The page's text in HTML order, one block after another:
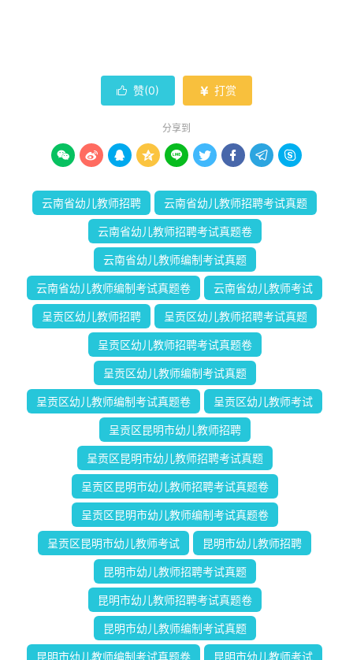
 赞(0)  打赏
分享到
        
云南省幼儿教师招聘 云南省幼儿教师招聘考试真题
云南省幼儿教师招聘考试真题卷
云南省幼儿教师编制考试真题
云南省幼儿教师编制考试真题卷 云南省幼儿教师考试
呈贡区幼儿教师招聘 呈贡区幼儿教师招聘考试真题
呈贡区幼儿教师招聘考试真题卷
呈贡区幼儿教师编制考试真题
呈贡区幼儿教师编制考试真题卷 呈贡区幼儿教师考试
呈贡区昆明市幼儿教师招聘
呈贡区昆明市幼儿教师招聘考试真题
呈贡区昆明市幼儿教师招聘考试真题卷
呈贡区昆明市幼儿教师编制考试真题卷
呈贡区昆明市幼儿教师考试 昆明市幼儿教师招聘
昆明市幼儿教师招聘考试真题
昆明市幼儿教师招聘考试真题卷
昆明市幼儿教师编制考试真题
昆明市幼儿教师编制考试真题卷 昆明市幼儿教师考试